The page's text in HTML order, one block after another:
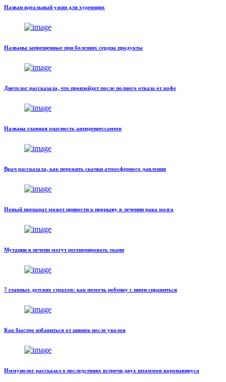
Назван идеальный ужин для худеющих
Названы запрещенные при болезнях сердца продукты
Диетолог рассказала, что произойдет после полного отказа от кофе
Названа главная опасность антидепрессантов
Врач рассказала, как пережить скачки атмосферного давления
Новый препарат может привести к прорыву в лечении рака мозга
Мутации в печени могут регенерировать ткани
7 главных детских страхов: как помочь ребенку с ними справиться
Как быстро избавиться от шишек после уколов
Иммунолог рассказал о последствиях встречи двух штаммов коронавируса